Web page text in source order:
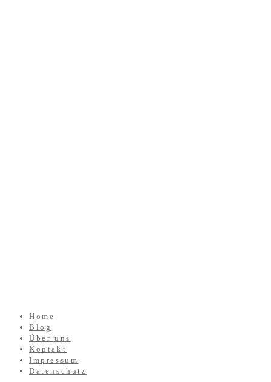
Home
Blog
Über uns
Kontakt
Impressum
Datenschutz